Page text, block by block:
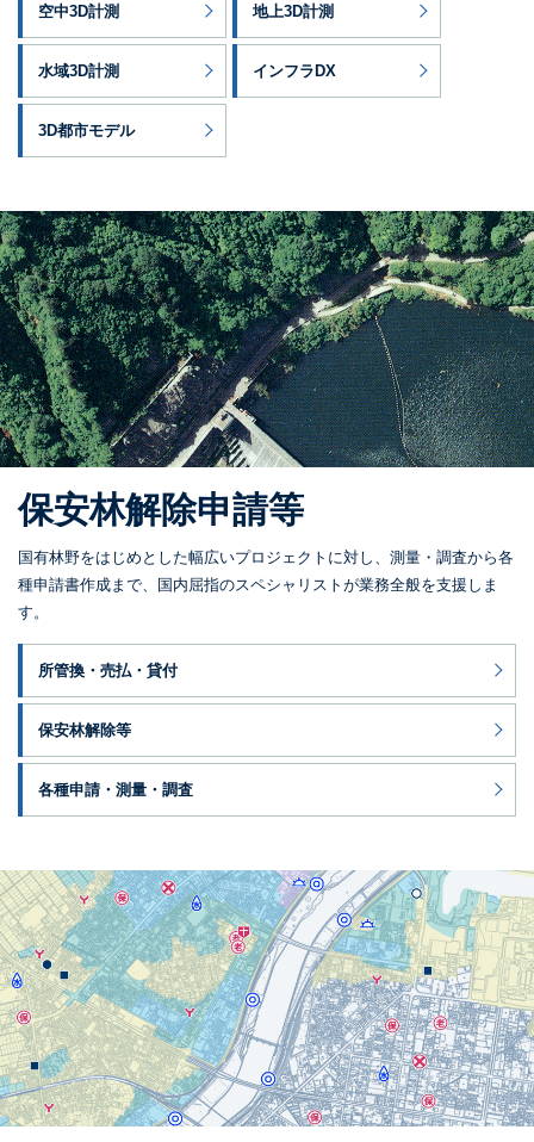
空中3D計測 地上3D計測
水域3D計測 インフラDX
3D都市モデル
保安林解除申請等
国有林野をはじめとした幅広いプロジェクトに対し、測量・調査から各
種申請書作成まで、国内屈指のスペシャリストが業務全般を支援しま
す。
所管換・売払・貸付
保安林解除等
各種申請・測量・調査